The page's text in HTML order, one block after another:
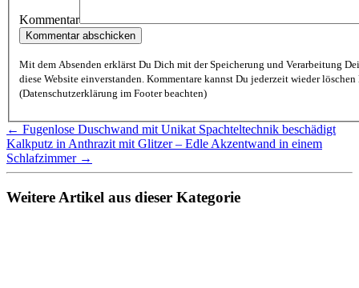
Kommentar
Mit dem Absenden erklärst Du Dich mit der Speicherung und Verarbeitung
diese Website einverstanden. Kommentare kannst Du jederzeit wieder löschen lassen
(Datenschutzerklärung im Footer beachten)
← Fugenlose Duschwand mit Unikat Spachteltechnik beschädigt
Kalkputz in Anthrazit mit Glitzer – Edle Akzentwand in einem
Schlafzimmer →
Weitere Artikel aus dieser Kategorie